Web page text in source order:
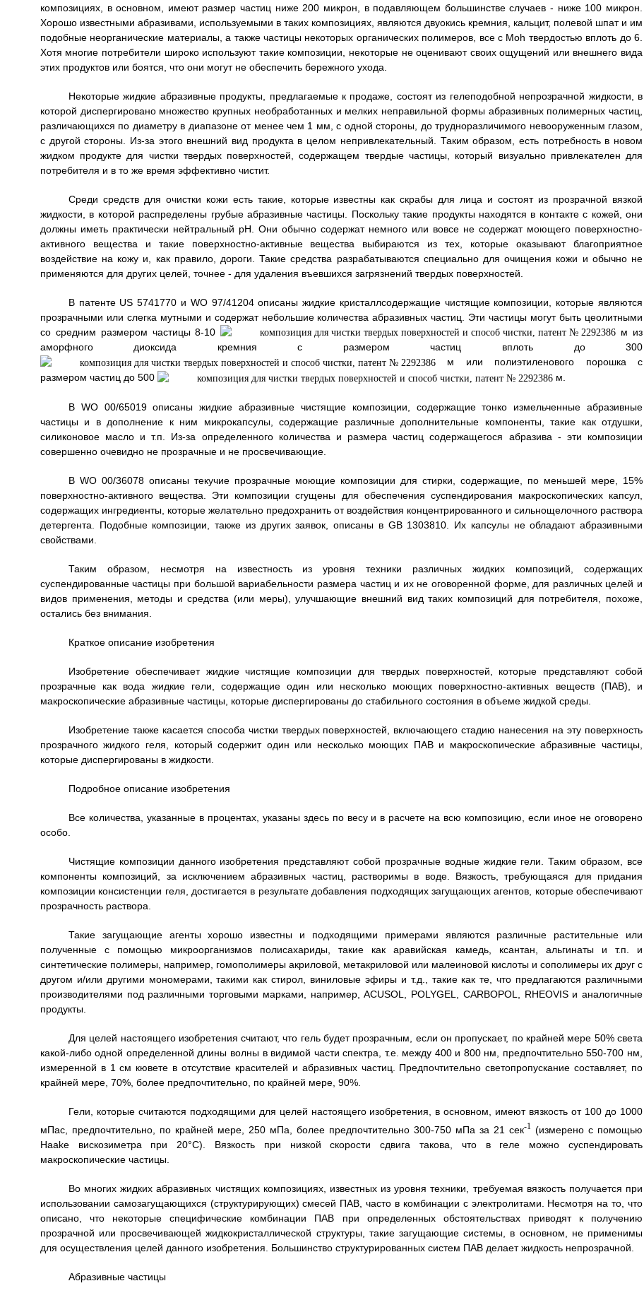
композициях, в основном, имеют размер частиц ниже 200 микрон, в подавляющем большинстве случаев - ниже 100 микрон.
Хорошо известными абразивами, используемыми в таких композициях, являются двуокись кремния, кальцит, полевой шпат и им
подобные неорганические материалы, а также частицы некоторых органических полимеров, все с Moh твердостью вплоть до 6.
Хотя многие потребители широко используют такие композиции, некоторые не оценивают своих ощущений или внешнего вида
этих продуктов или боятся, что они могут не обеспечить бережного ухода.
Некоторые жидкие абразивные продукты, предлагаемые к продаже, состоят из гелеподобной непрозрачной жидкости, в
которой диспергировано множество крупных необработанных и мелких неправильной формы абразивных полимерных частиц,
различающихся по диаметру в диапазоне от менее чем 1 мм, с одной стороны, до трудноразличимого невооруженным глазом,
с другой стороны. Из-за этого внешний вид продукта в целом непривлекательный. Таким образом, есть потребность в новом
жидком продукте для чистки твердых поверхностей, содержащем твердые частицы, который визуально привлекателен для
потребителя и в то же время эффективно чистит.
Среди средств для очистки кожи есть такие, которые известны как скрабы для лица и состоят из прозрачной вязкой
жидкости, в которой распределены грубые абразивные частицы. Поскольку такие продукты находятся в контакте с кожей, они
должны иметь практически нейтральный рН. Они обычно содержат немного или вовсе не содержат моющего поверхностно-
активного вещества и такие поверхностно-активные вещества выбираются из тех, которые оказывают благоприятное
воздействие на кожу и, как правило, дороги. Такие средства разрабатываются специально для очищения кожи и обычно не
применяются для других целей, точнее - для удаления въевшихся загрязнений твердых поверхностей.
В патенте US 5741770 и WO 97/41204 описаны жидкие кристаллсодержащие чистящие композиции, которые являются
прозрачными или слегка мутными и содержат небольшие количества абразивных частиц. Эти частицы могут быть цеолитными
со средним размером частицы 8-10
м из
аморфного диоксида кремния с размером частиц вплоть до 300
м или полиэтиленового порошка с
размером частиц до 500
м.
В WO 00/65019 описаны жидкие абразивные чистящие композиции, содержащие тонко измельченные абразивные
частицы и в дополнение к ним микрокапсулы, содержащие различные дополнительные компоненты, такие как отдушки,
силиконовое масло и т.п. Из-за определенного количества и размера частиц содержащегося абразива - эти композиции
совершенно очевидно не прозрачные и не просвечивающие.
В WO 00/36078 описаны текучие прозрачные моющие композиции для стирки, содержащие, по меньшей мере, 15%
поверхностно-активного вещества. Эти композиции сгущены для обеспечения суспендирования макроскопических капсул,
содержащих ингредиенты, которые желательно предохранить от воздействия концентрированного и сильнощелочного раствора
детергента. Подобные композиции, также из других заявок, описаны в GB 1303810. Их капсулы не обладают абразивными
свойствами.
Таким образом, несмотря на известность из уровня техники различных жидких композиций, содержащих
суспендированные частицы при большой вариабельности размера частиц и их не оговоренной форме, для различных целей и
видов применения, методы и средства (или меры), улучшающие внешний вид таких композиций для потребителя, похоже,
остались без внимания.
Краткое описание изобретения
Изобретение обеспечивает жидкие чистящие композиции для твердых поверхностей, которые представляют собой
прозрачные как вода жидкие гели, содержащие один или несколько моющих поверхностно-активных веществ (ПАВ), и
макроскопические абразивные частицы, которые диспергированы до стабильного состояния в объеме жидкой среды.
Изобретение также касается способа чистки твердых поверхностей, включающего стадию нанесения на эту поверхность
прозрачного жидкого геля, который содержит один или несколько моющих ПАВ и макроскопические абразивные частицы,
которые диспергированы в жидкости.
Подробное описание изобретения
Все количества, указанные в процентах, указаны здесь по весу и в расчете на всю композицию, если иное не оговорено
особо.
Чистящие композиции данного изобретения представляют собой прозрачные водные жидкие гели. Таким образом, все
компоненты композиций, за исключением абразивных частиц, растворимы в воде. Вязкость, требующаяся для придания
композиции консистенции геля, достигается в результате добавления подходящих загущающих агентов, которые обеспечивают
прозрачность раствора.
Такие загущающие агенты хорошо известны и подходящими примерами являются различные растительные или
полученные с помощью микроорганизмов полисахариды, такие как аравийская камедь, ксантан, альгинаты и т.п. и
синтетические полимеры, например, гомополимеры акриловой, метакриловой или малеиновой кислоты и сополимеры их друг с
другом и/или другими мономерами, такими как стирол, виниловые эфиры и т.д., такие как те, что предлагаются различными
производителями под различными торговыми марками, например, ACUSOL, POLYGEL, CARBOPOL, RHEOVIS и аналогичные
продукты.
Для целей настоящего изобретения считают, что гель будет прозрачным, если он пропускает, по крайней мере 50% света
какой-либо одной определенной длины волны в видимой части спектра, т.е. между 400 и 800 нм, предпочтительно 550-700 нм,
измеренной в 1 см кювете в отсутствие красителей и абразивных частиц. Предпочтительно светопропускание составляет, по
крайней мере, 70%, более предпочтительно, по крайней мере, 90%.
Гели, которые считаются подходящими для целей настоящего изобретения, в основном, имеют вязкость от 100 до 1000
мПас, предпочтительно, по крайней мере, 250 мПа, более предпочтительно 300-750 мПа за 21 сек-1 (измерено с помощью
Haake вискозиметра при 20°С). Вязкость при низкой скорости сдвига такова, что в геле можно суспендировать
макроскопические частицы.
Во многих жидких абразивных чистящих композициях, известных из уровня техники, требуемая вязкость получается при
использовании самозагущающихся (структурирующих) смесей ПАВ, часто в комбинации с электролитами. Несмотря на то, что
описано, что некоторые специфические комбинации ПАВ при определенных обстоятельствах приводят к получению
прозрачной или просвечивающей жидкокристаллической структуры, такие загущающие системы, в основном, не применимы
для осуществления целей данного изобретения. Большинство структурированных систем ПАВ делает жидкость непрозрачной.
Абразивные частицы